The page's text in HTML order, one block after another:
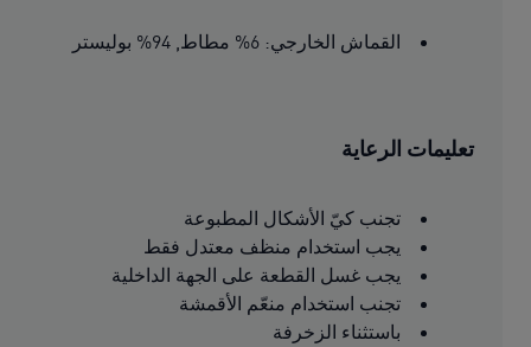
القماش الخارجي: 6% مطاط, 94% بوليستر
تعليمات الرعاية
تجنب كيّ الأشكال المطبوعة
يجب استخدام منظف معتدل فقط
يجب غسل القطعة على الجهة الداخلية
تجنب استخدام منعّم الأقمشة
باستثناء الزخرفة